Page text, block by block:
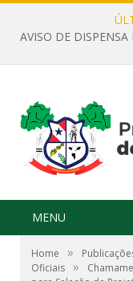
MENU
Home »
Oficiais »